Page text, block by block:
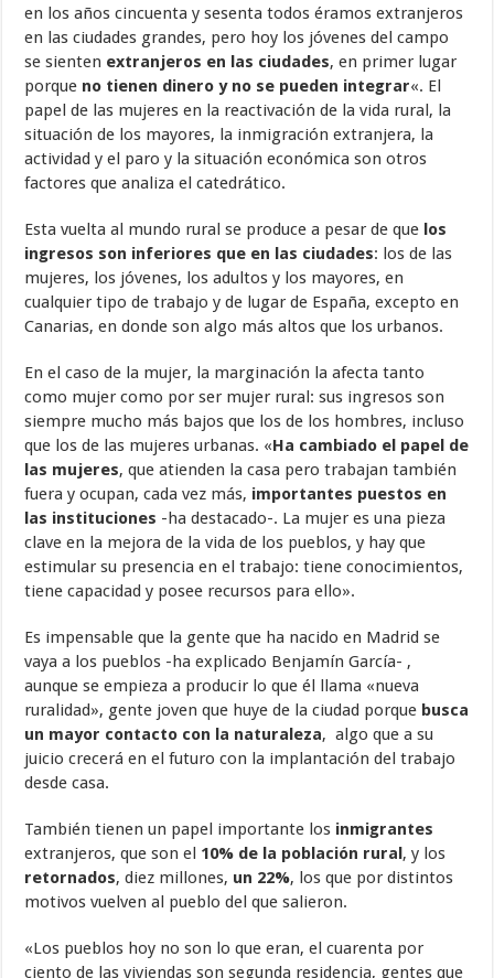
en los años cincuenta y sesenta todos éramos extranjeros
en las ciudades grandes, pero hoy los jóvenes del campo
se sienten extranjeros en las ciudades, en primer lugar
porque no tienen dinero y no se pueden integrar«. El
papel de las mujeres en la reactivación de la vida rural, la
situación de los mayores, la inmigración extranjera, la
actividad y el paro y la situación económica son otros
factores que analiza el catedrático.
Esta vuelta al mundo rural se produce a pesar de que los
ingresos son inferiores que en las ciudades: los de las
mujeres, los jóvenes, los adultos y los mayores, en
cualquier tipo de trabajo y de lugar de España, excepto en
Canarias, en donde son algo más altos que los urbanos.
En el caso de la mujer, la marginación la afecta tanto
como mujer como por ser mujer rural: sus ingresos son
siempre mucho más bajos que los de los hombres, incluso
que los de las mujeres urbanas. «Ha cambiado el papel de
las mujeres, que atienden la casa pero trabajan también
fuera y ocupan, cada vez más, importantes puestos en
las instituciones -ha destacado-. La mujer es una pieza
clave en la mejora de la vida de los pueblos, y hay que
estimular su presencia en el trabajo: tiene conocimientos,
tiene capacidad y posee recursos para ello».
Es impensable que la gente que ha nacido en Madrid se
vaya a los pueblos -ha explicado Benjamín García- ,
aunque se empieza a producir lo que él llama «nueva
ruralidad», gente joven que huye de la ciudad porque busca
un mayor contacto con la naturaleza, algo que a su
juicio crecerá en el futuro con la implantación del trabajo
desde casa.
También tienen un papel importante los inmigrantes
extranjeros, que son el 10% de la población rural, y los
retornados, diez millones, un 22%, los que por distintos
motivos vuelven al pueblo del que salieron.
«Los pueblos hoy no son lo que eran, el cuarenta por
ciento de las viviendas son segunda residencia, gentes que